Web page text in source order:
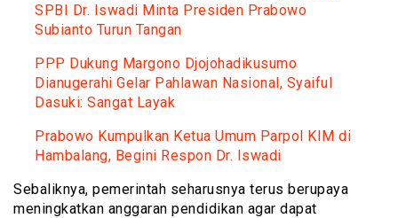
SPBI Dr. Iswadi Minta Presiden Prabowo
Subianto Turun Tangan
PPP Dukung Margono Djojohadikusumo
Dianugerahi Gelar Pahlawan Nasional, Syaiful
Dasuki: Sangat Layak
Prabowo Kumpulkan Ketua Umum Parpol KIM di
Hambalang, Begini Respon Dr. Iswadi
Sebaliknya, pemerintah seharusnya terus berupaya
meningkatkan anggaran pendidikan agar dapat